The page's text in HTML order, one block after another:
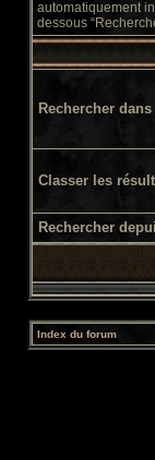
automatiquement
dessous
Rechercher
Classer les
Rechercher
Index du forum